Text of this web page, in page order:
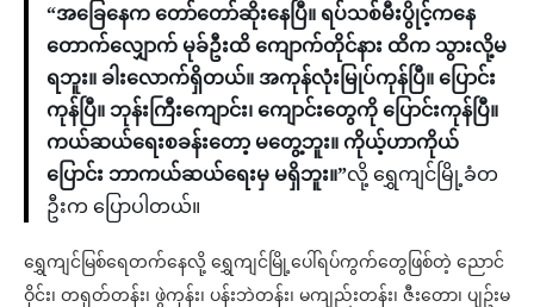
“အခြေနေက တော်တော်ဆိုးနေပြီ။ ရပ်သစ်မီးပွိုင့်ကနေ
တောက်လျှောက် မုခ်ဦးထိ ကျောက်တိုင်နား ထိက သွားလို့မ
ရဘူး။ ခါးလောက်ရှိတယ်။ အကုန်လုံးမြုပ်ကုန်ပြီ။ ပြောင်း
ကုန်ပြီ။ ဘုန်းကြီးကျောင်း၊ ကျောင်းတွေကို ပြောင်းကုန်ပြီ။
ကယ်ဆယ်ရေးစခန်းတော့ မတွေ့ဘူး။ ကိုယ့်ဟာကိုယ်
ပြောင်း ဘာကယ်ဆယ်ရေးမှ မရှိဘူး။”လို့ ရွှေကျင်မြို့ခံတ
ဦးက ပြောပါတယ်။
ရွှေကျင်မြစ်ရေတက်နေလို့ ရွှေကျင်မြို့ပေါ်ရပ်ကွက်တွေဖြစ်တဲ့ ညောင်
ဝိုင်း၊ တရုတ်တန်း၊ ဖွဲကုန်း၊ ပန်းဘဲတန်း၊ မကျည်းတန်း၊ ဇီးတော၊ ပျဥ်းမ